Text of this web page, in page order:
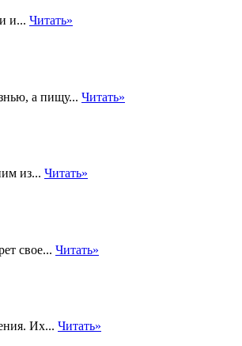
и... Читать»
а пищу... Читать»
из... Читать»
свое... Читать»
Их... Читать»